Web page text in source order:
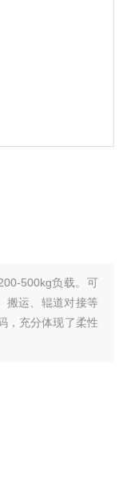
500kg负载。可
搬运、辊道对接等
，充分体现了柔性